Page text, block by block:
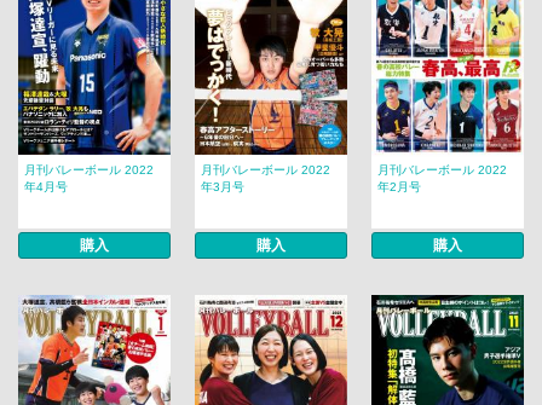
月刊バレーボール 2022
年4月号
購入
月刊バレーボール 2022
年3月号
購入
月刊バレーボール 2022
年2月号
購入